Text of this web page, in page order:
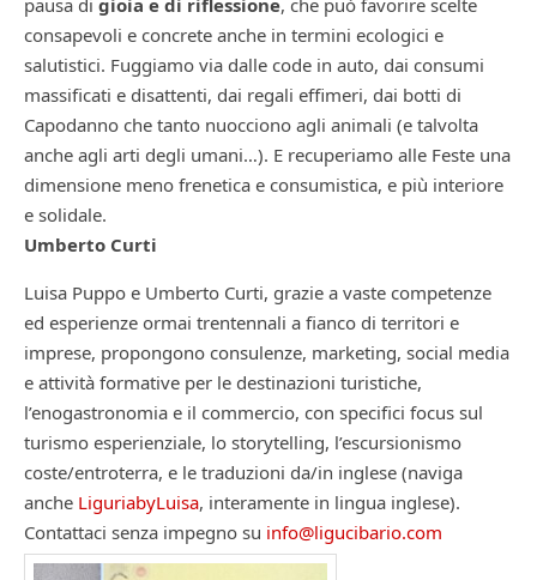
pausa di gioia e di riflessione, che può favorire scelte
consapevoli e concrete anche in termini ecologici e
salutistici. Fuggiamo via dalle code in auto, dai consumi
massificati e disattenti, dai regali effimeri, dai botti di
Capodanno che tanto nuocciono agli animali (e talvolta
anche agli arti degli umani…). E recuperiamo alle Feste una
dimensione meno frenetica e consumistica, e più interiore
e solidale.
Umberto Curti
Luisa Puppo e Umberto Curti, grazie a vaste competenze
ed esperienze ormai trentennali a fianco di territori e
imprese, propongono consulenze, marketing, social media
e attività formative per le destinazioni turistiche,
l’enogastronomia e il commercio, con specifici focus sul
turismo esperienziale, lo storytelling, l’escursionismo
coste/entroterra, e le traduzioni da/in inglese (naviga
anche LiguriabyLuisa, interamente in lingua inglese).
Contattaci senza impegno su info@ligucibario.com